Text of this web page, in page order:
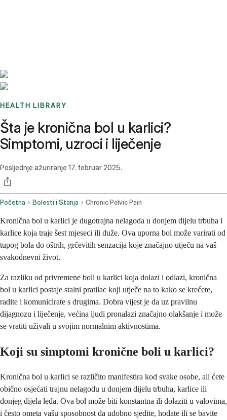
HEALTH LIBRARY
Šta je kronična bol u karlici?
Simptomi, uzroci i liječenje
Posljednje ažuriranje 17. februar 2025.
Početna Bolesti i Stanja Chronic Pelvic Pain
Kronična bol u karlici je dugotrajna nelagoda u donjem dijelu trbuha i
karlice koja traje šest mjeseci ili duže. Ova uporna bol može varirati od
tupog bola do oštrih, grčevitih senzacija koje značajno utječu na vaš
svakodnevni život.
Za razliku od privremene boli u karlici koja dolazi i odlazi, kronična
bol u karlici postaje stalni pratilac koji utječe na to kako se krećete,
radite i komunicirate s drugima. Dobra vijest je da uz pravilnu
dijagnozu i liječenje, većina ljudi pronalazi značajno olakšanje i može
se vratiti uživali u svojim normalnim aktivnostima.
Koji su simptomi kronične boli u karlici?
Kronična bol u karlici se različito manifestira kod svake osobe, ali ćete
obično osjećati trajnu nelagodu u donjem dijelu trbuha, karlice ili
donjeg dijela leđa. Ova bol može biti konstantna ili dolaziti u valovima,
i često ometa vašu sposobnost da udobno sjedite, hodate ili se bavite